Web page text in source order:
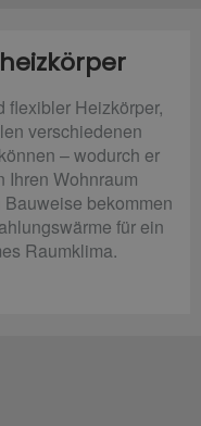
flexibler Heizkörper,
verschiedenen
– wodurch er
Ihren Wohnraum
bekommen
für ein
Raumklima.